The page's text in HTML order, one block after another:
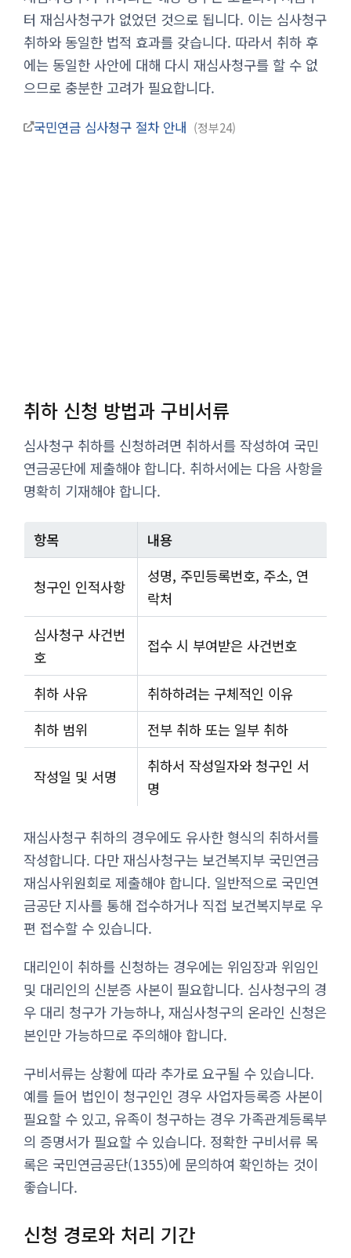
터 재심사청구가 없었던 것으로 됩니다. 이는 심사청구
취하와 동일한 법적 효과를 갖습니다. 따라서 취하 후
에는 동일한 사안에 대해 다시 재심사청구를 할 수 없
으므로 충분한 고려가 필요합니다.
국민연금 심사청구 절차 안내 정부24
취하 신청 방법과 구비서류
심사청구 취하를 신청하려면 취하서를 작성하여 국민
연금공단에 제출해야 합니다. 취하서에는 다음 사항을
명확히 기재해야 합니다.
항목 내용
청구인 인적사항
성명, 주민등록번호, 주소, 연
락처
심사청구 사건번
호
접수 시 부여받은 사건번호
취하 사유
취하하려는 구체적인 이유
취하 범위
전부 취하 또는 일부 취하
작성일 및 서명
취하서 작성일자와 청구인 서
명
재심사청구 취하의 경우에도 유사한 형식의 취하서를
작성합니다. 다만 재심사청구는 보건복지부 국민연금
재심사위원회로 제출해야 합니다. 일반적으로 국민연
금공단 지사를 통해 접수하거나 직접 보건복지부로 우
편 접수할 수 있습니다.
대리인이 취하를 신청하는 경우에는 위임장과 위임인
및 대리인의 신분증 사본이 필요합니다. 심사청구의 경
우 대리 청구가 가능하나, 재심사청구의 온라인 신청은
본인만 가능하므로 주의해야 합니다.
구비서류는 상황에 따라 추가로 요구될 수 있습니다.
예를 들어 법인이 청구인인 경우 사업자등록증 사본이
필요할 수 있고, 유족이 청구하는 경우 가족관계등록부
의 증명서가 필요할 수 있습니다. 정확한 구비서류 목
록은 국민연금공단(1355)에 문의하여 확인하는 것이
좋습니다.
신청 경로와 처리 기간